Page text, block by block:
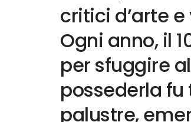
critici d’arte
Ogni anno, il
per sfuggire
possederla
palustre,